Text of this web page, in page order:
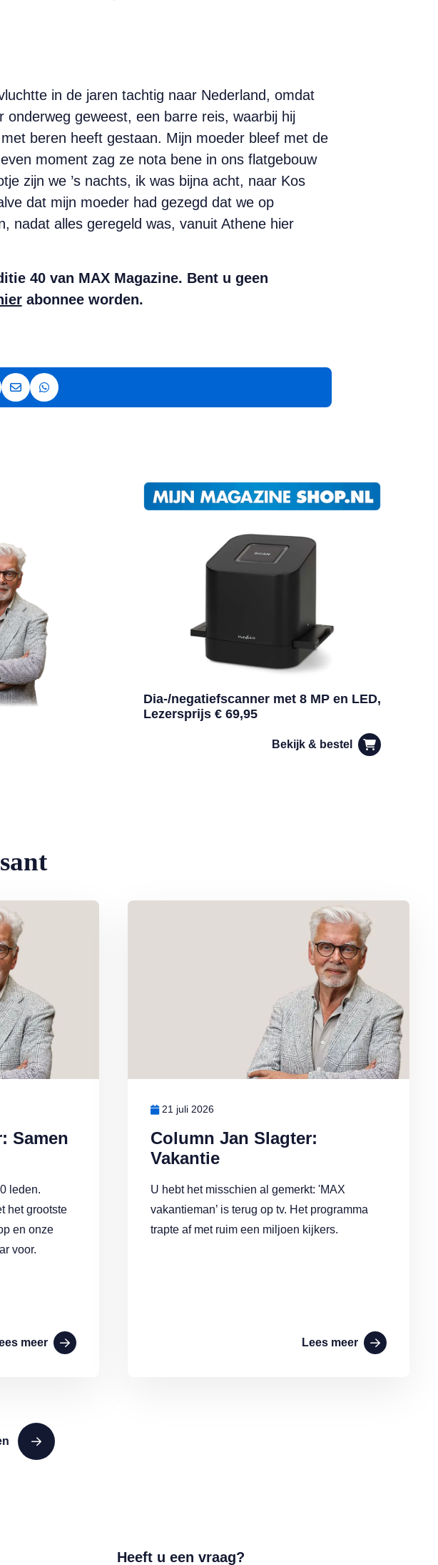
in de jaren tachtig naar Nederland, omdat
geweest, een barre reis, waarbij hij
beren heeft gestaan. Mijn moeder bleef met de
moment zag ze nota bene in ons flatgebouw
zijn we ’s nachts, ik was bijna acht, naar Kos
dat mijn moeder had gezegd dat we op
nadat alles geregeld was, vanuit Athene hier
40 van MAX Magazine. Bent u geen
abonnee worden.
op LinkedIn
Deel via e-mail
Deel via WhatsApp
Dia-/negatiefscanner met 8 MP en LED,
Lezersprijs € 69,95
Bekijk & bestel
Samen
leden.
het grootste
en onze
voor.
meer
staan we sterk
Column Jan Slagter:
Vakantie
21 juli 2026
U hebt het misschien al gemerkt: 'MAX
vakantieman’ is terug op tv. Het programma
trapte af met ruim een miljoen kijkers.
Lees meer
Lees meer over Column Jan Slagter: Vakantie
Heeft u een vraag?